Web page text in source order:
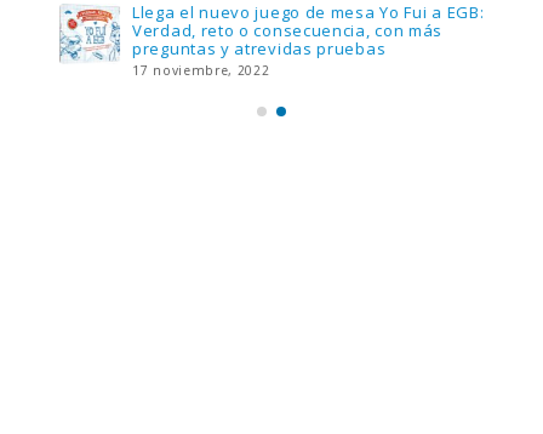
Llega el nuevo juego de mesa Yo Fui a EGB:
Verdad, reto o consecuencia, con más
preguntas y atrevidas pruebas
17 noviembre, 2022